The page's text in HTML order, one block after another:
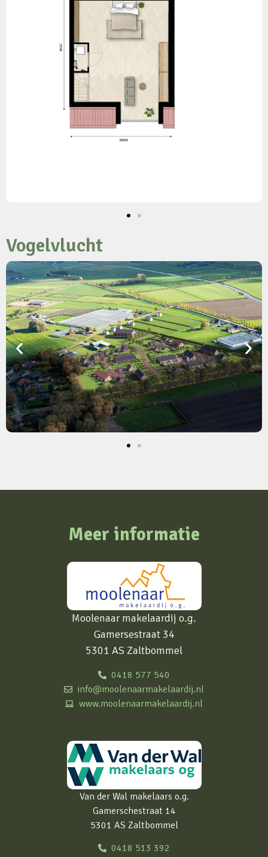
Vogelvlucht
Meer informatie
Moolenaar makelaardij o.g.
Gamersestraat 34
5301 AS Zaltbommel
0418 577 540
info@moolenaarmakelaardij.nl
www.moolenaarmakelaardij.nl
Van der Wal makelaars o.g.
Gamerschestraat 14
5301 AS Zaltbommel
0418 513 392